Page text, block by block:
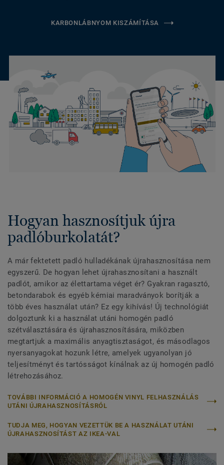
KARBONLÁBNYOM KISZÁMÍTÁSA
Hogyan hasznosítjuk újra
padlóburkolatát?
A már fektetett padló hulladékának újrahasznosítása nem
egyszerű. De hogyan lehet újrahasznosítani a használt
padlót, amikor az élettartama véget ér? Gyakran ragasztó,
betondarabok és egyéb kémiai maradványok borítják a
több éves használat után? Ez egy kihívás! Új technológiát
dolgoztunk ki a használat utáni homogén padló
szétválasztására és újrahasznosítására, miközben
megtartjuk a maximális anyagtisztaságot, és másodlagos
nyersanyagokat hozunk létre, amelyek ugyanolyan jó
teljesítményt és tartósságot kínálnak az új homogén padló
létrehozásához.
TOVÁBBI INFORMÁCIÓ A HOMOGÉN VINYL FELHASZNÁLÁS
UTÁNI ÚJRAHASZNOSÍTÁSRÓL
TUDJA MEG, HOGYAN VEZETTÜK BE A HASZNÁLAT UTÁNI
ÚJRAHASZNOSÍTÁST AZ IKEA-VAL